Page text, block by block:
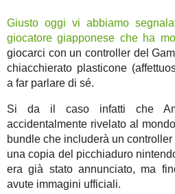
Giusto oggi vi abbiamo
giocatore giapponese che ha
giocarci con un controller del
chiacchierato plasticone
a far parlare di sé.
Si da il caso infatti che
accidentalmente rivelato al
bundle che includerà un controller
una copia del picchiaduro
era già stato annunciato, ma
avute immagini ufficiali.